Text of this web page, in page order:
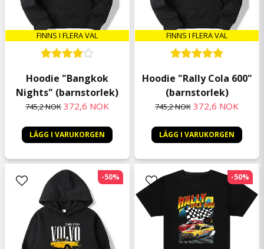
FINNS I FLERA VAL
Hoodie "Bangkok
Nights" (barnstorlek)
745,2 NOK 372,6 NOK
LÄGG I VARUKORGEN
FINNS I FLERA VAL
Hoodie "Rally Cola 600"
(barnstorlek)
745,2 NOK 372,6 NOK
LÄGG I VARUKORGEN
-50% -50%